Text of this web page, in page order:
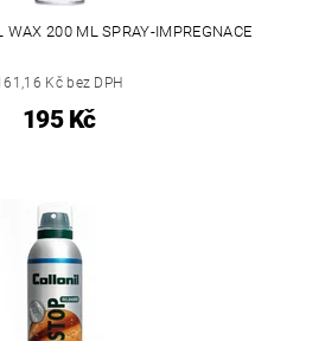
WAX 200 ML SPRAY-IMPREGNACE
Kč bez DPH
195 Kč